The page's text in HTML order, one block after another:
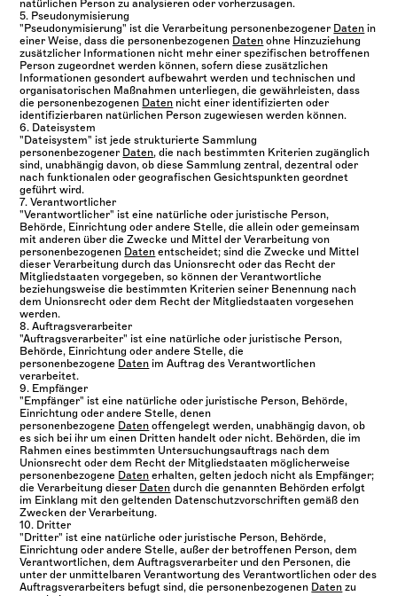
natürlichen Person zu analysieren oder vorherzusagen.
5. Pseudonymisierung
"Pseudonymisierung" ist die Verarbeitung personenbezogener Daten in
einer Weise, dass die personenbezogenen Daten ohne Hinzuziehung
zusätzlicher Informationen nicht mehr einer spezifischen betroffenen
Person zugeordnet werden können, sofern diese zusätzlichen
Informationen gesondert aufbewahrt werden und technischen und
organisatorischen Maßnahmen unterliegen, die gewährleisten, dass
die personenbezogenen Daten nicht einer identifizierten oder
identifizierbaren natürlichen Person zugewiesen werden können.
6. Dateisystem
"Dateisystem" ist jede strukturierte Sammlung
personenbezogener Daten, die nach bestimmten Kriterien zugänglich
sind, unabhängig davon, ob diese Sammlung zentral, dezentral oder
nach funktionalen oder geografischen Gesichtspunkten geordnet
geführt wird.
7. Verantwortlicher
"Verantwortlicher" ist eine natürliche oder juristische Person,
Behörde, Einrichtung oder andere Stelle, die allein oder gemeinsam
mit anderen über die Zwecke und Mittel der Verarbeitung von
personenbezogenen Daten entscheidet; sind die Zwecke und Mittel
dieser Verarbeitung durch das Unionsrecht oder das Recht der
Mitgliedstaaten vorgegeben, so können der Verantwortliche
beziehungsweise die bestimmten Kriterien seiner Benennung nach
dem Unionsrecht oder dem Recht der Mitgliedstaaten vorgesehen
werden.
8. Auftragsverarbeiter
"Auftragsverarbeiter" ist eine natürliche oder juristische Person,
Behörde, Einrichtung oder andere Stelle, die
personenbezogene Daten im Auftrag des Verantwortlichen
verarbeitet.
9. Empfänger
"Empfänger" ist eine natürliche oder juristische Person, Behörde,
Einrichtung oder andere Stelle, denen
personenbezogene Daten offengelegt werden, unabhängig davon, ob
es sich bei ihr um einen Dritten handelt oder nicht. Behörden, die im
Rahmen eines bestimmten Untersuchungsauftrags nach dem
Unionsrecht oder dem Recht der Mitgliedstaaten möglicherweise
personenbezogene Daten erhalten, gelten jedoch nicht als Empfänger;
die Verarbeitung dieser Daten durch die genannten Behörden erfolgt
im Einklang mit den geltenden Datenschutzvorschriften gemäß den
Zwecken der Verarbeitung.
10. Dritter
"Dritter" ist eine natürliche oder juristische Person, Behörde,
Einrichtung oder andere Stelle, außer der betroffenen Person, dem
Verantwortlichen, dem Auftragsverarbeiter und den Personen, die
unter der unmittelbaren Verantwortung des Verantwortlichen oder des
Auftragsverarbeiters befugt sind, die personenbezogenen Daten zu